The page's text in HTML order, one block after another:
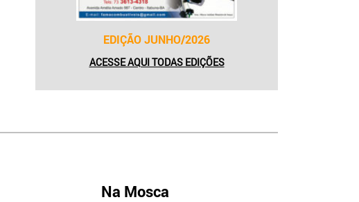
EDIÇÃO JUNHO/2026
ACESSE AQUI TODAS EDIÇÕES
Na Mosca